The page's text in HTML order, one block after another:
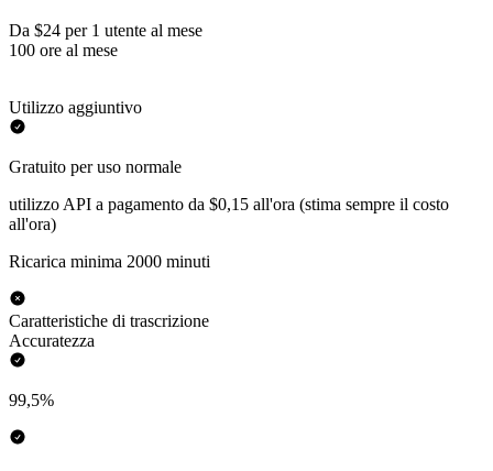
Da $24 per 1 utente al mese
100 ore al mese
Utilizzo aggiuntivo
Gratuito per uso normale
utilizzo API a pagamento da $0,15 all'ora (stima sempre il costo
all'ora)
Ricarica minima 2000 minuti
Caratteristiche di trascrizione
Accuratezza
99,5%